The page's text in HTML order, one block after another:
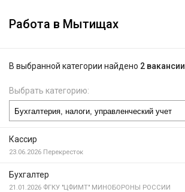
Работа в Мытищах
В выбранной категории найдено 2 вакансии
Выбрать категорию:
Кассир
23.06.2026 Перекресток
Бухгалтер
21.01.2026 ФГКУ "ЦФИМТ" МИНОБОРОНЫ РОССИИ